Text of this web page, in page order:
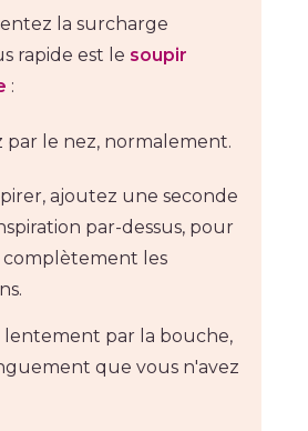
la surcharge
rapide est le soupir
:
par le nez, normalement.
ajoutez une seconde
par-dessus, pour
les
lentement par la bouche,
que vous n'avez